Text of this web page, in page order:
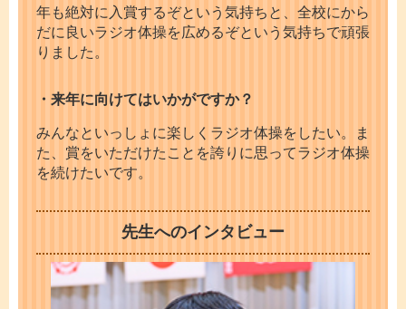
年も絶対に入賞するぞという気持ちと、全校にから
だに良いラジオ体操を広めるぞという気持ちで頑張
りました。
・来年に向けてはいかがですか？
みんなといっしょに楽しくラジオ体操をしたい。ま
た、賞をいただけたことを誇りに思ってラジオ体操
を続けたいです。
先生へのインタビュー